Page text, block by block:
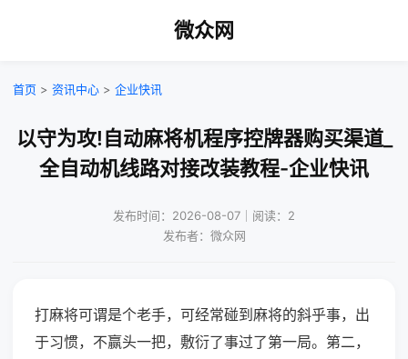
微众网
首页 > 资讯中心 > 企业快讯
以守为攻!自动麻将机程序控牌器购买渠道_
全自动机线路对接改装教程-企业快讯
发布时间：2026-08-07｜阅读：2
发布者：微众网
打麻将可谓是个老手，可经常碰到麻将的斜乎事，出
于习惯，不赢头一把，敷衍了事过了第一局。第二，